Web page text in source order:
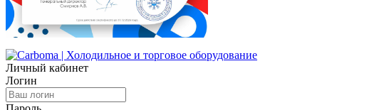
Личный кабинет
Логин